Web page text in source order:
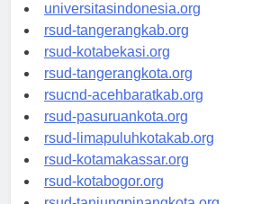
universitasindonesia.org
rsud-tangerangkab.org
rsud-kotabekasi.org
rsud-tangerangkota.org
rsucnd-acehbaratkab.org
rsud-pasuruankota.org
rsud-limapuluhkotakab.org
rsud-kotamakassar.org
rsud-kotabogor.org